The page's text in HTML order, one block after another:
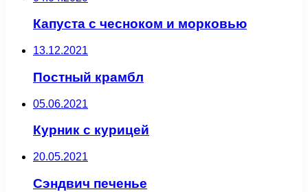
Капуста с чесноком и морковью
13.12.2021
Постный крамбл
05.06.2021
Курник с курицей
20.05.2021
Сэндвич печенье